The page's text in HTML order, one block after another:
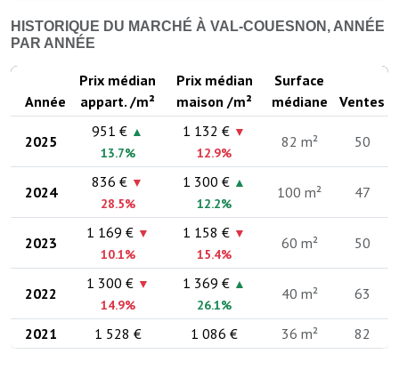
HISTORIQUE DU MARCHÉ À VAL-COUESNON, ANNÉE
PAR ANNÉE
Année
Prix médian
appart. /m²
Prix médian
maison /m²
Surface
médiane
Ventes
2025
951 € ▲
13.7%
1 132 € ▼
12.9%
82 m² 50
2024
836 € ▼
28.5%
1 300 € ▲
12.2%
100 m² 47
2023
1 169 € ▼
10.1%
1 158 € ▼
15.4%
60 m² 50
2022
1 300 € ▼
14.9%
1 369 € ▲
26.1%
40 m² 63
2021 1 528 € 1 086 € 36 m² 82